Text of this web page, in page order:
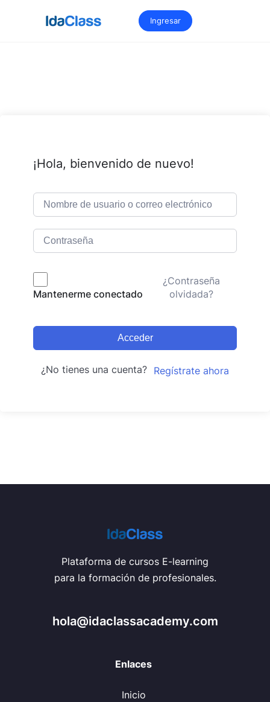
Ingresar
¡Hola, bienvenido de nuevo!
Mantenerme conectado
¿Contraseña
olvidada?
Acceder
¿No tienes una cuenta? Regístrate ahora
Plataforma de cursos E-learning
para la formación de profesionales.
hola@idaclassacademy.com
Enlaces
Inicio